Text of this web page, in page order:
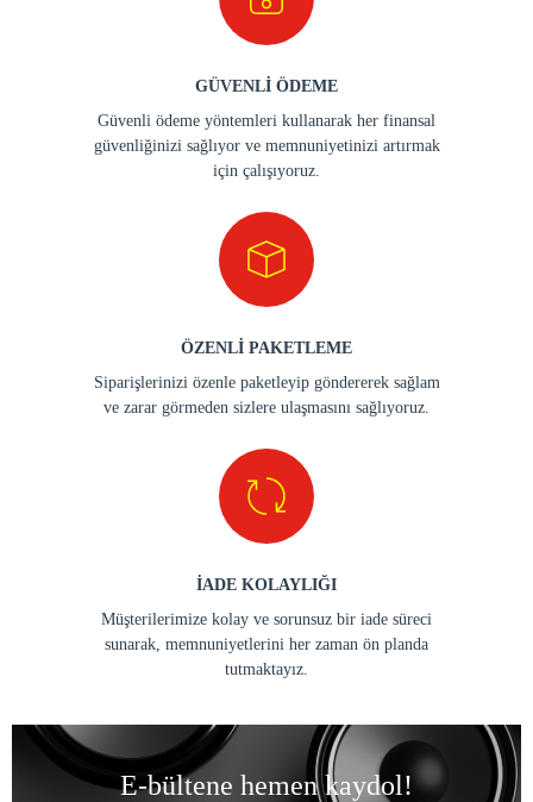
GÜVENLİ ÖDEME
Güvenli ödeme yöntemleri kullanarak her finansal
güvenliğinizi sağlıyor ve memnuniyetinizi artırmak
için çalışıyoruz.
ÖZENLİ PAKETLEME
Siparişlerinizi özenle paketleyip göndererek sağlam
ve zarar görmeden sizlere ulaşmasını sağlıyoruz.
İADE KOLAYLIĞI
Müşterilerimize kolay ve sorunsuz bir iade süreci
sunarak, memnuniyetlerini her zaman ön planda
tutmaktayız.
E-bültene hemen kaydol!